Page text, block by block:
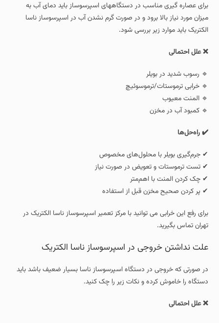
برای عصاره گیری مناسب در دستگاههای اسپرسوساز باید دمای آب به
میزان مورد نیاز بالا برود و در صورت گرم نشدن آب در اسپرسوساز ناسا
الکتریک باید موارد زیر بررسی شود.
❌ علل احتمالی
🔹 رسوب شدید در بویلر
🔹 خرابی ترموستات/ترموسوئیچ
🔹 المنت معیوب
🔹 کمبود آب در مخزن
✔️ راه‌حل‌ها
✔ جرم‌گیری بویلر با محلول‌های مخصوص
✔ تست ترموستات و تعویض در صورت نیاز
✔ چک کردن المنت با اهم‌متر
✔ پر کردن صحیح مخزن قبل از استفاده
برای رفع این خرابی می توانید با مرکز تعمیر اسپرسوساز ناسا الکتریک در
تهران تماس بگیرید.
علت نداشتن خروجی در اسپرسوساز ناسا الکتریک
در صورتی که خروجی در دستگاه اسپرسوساز ناسا بسیار ضعیف باشد باید
دستگاه را خاموش کرده و نکات زیر را چک کنید.
❌ علل احتمالی